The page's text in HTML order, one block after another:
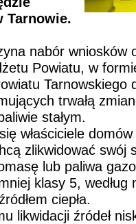
Tarnowie.
nabór wniosków
Powiatu, w
Tarnowskiego
trwałą
stałym.
właściciele
zlikwidować swój
lub paliwa
klasy 5, według
ciepła.
likwidacji źródeł